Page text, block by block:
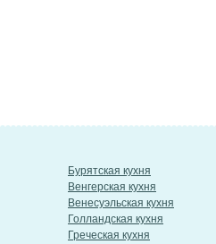
Бурятская кухня
Венгерская кухня
Венесуэльская кухня
Голландская кухня
Греческая кухня